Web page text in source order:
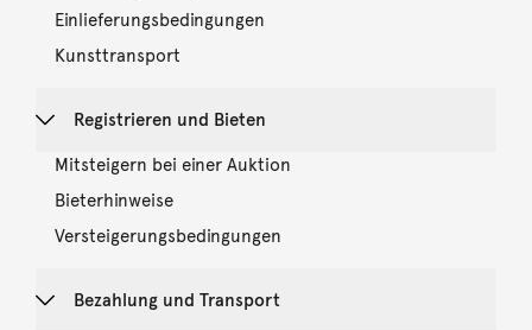
Einlieferungsbedingungen
Kunsttransport
Registrieren und Bieten
Mitsteigern bei einer Auktion
Bieterhinweise
Versteigerungsbedingungen
Bezahlung und Transport